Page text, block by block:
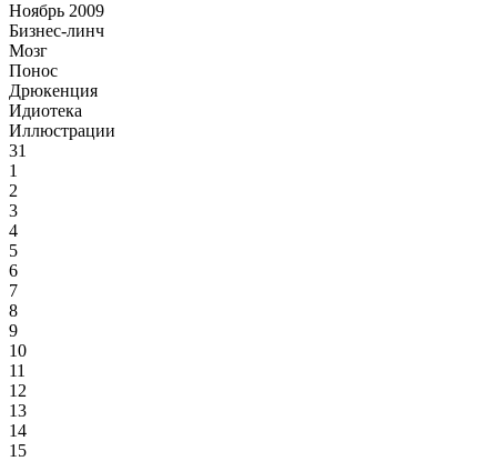
Ноябрь 2009
Бизнес-линч
Мозг
Понос
Дрюкенция
Идиотека
Иллюстрации
31
1
2
3
4
5
6
7
8
9
10
11
12
13
14
15